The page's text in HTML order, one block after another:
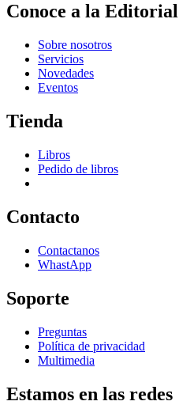
Conoce a la Editorial
Sobre nosotros
Servicios
Novedades
Eventos
Tienda
Libros
Pedido de libros
Contacto
Contactanos
WhastApp
Soporte
Preguntas
Política de privacidad
Multimedia
Estamos en las redes